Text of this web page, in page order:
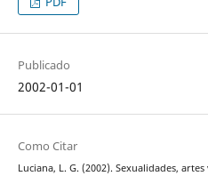
Publicado
2002-01-01
Como Citar
Luciana, L. G. (2002). Sexualidades,